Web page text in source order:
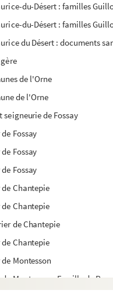
du-Désert : familles
du-Désert : familles
du Désert : documents
de l'Orne
de l'Orne
seigneurie de Fossay
Fossay
Fossay
Fossay
Chantepie
Chantepie
de Chantepie
Chantepie
Montesson
Montesson : Famille de